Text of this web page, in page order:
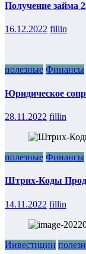
Получение займа
16.12.2022 fillin
полезные Финансы
Юридическое
28.11.2022 fillin
полезные Финансы
Штрих-Коды
14.11.2022 fillin
Инвестиции